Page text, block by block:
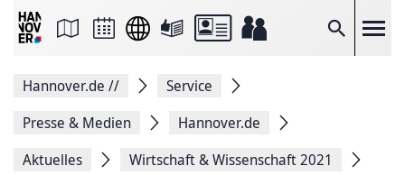
Suche
Seite
Facebook
teilen
Seitenlink
Hannover.de //
Service
Presse & Medien
Hannover.de
Aktuelles
Wirtschaft & Wissenschaft 2021